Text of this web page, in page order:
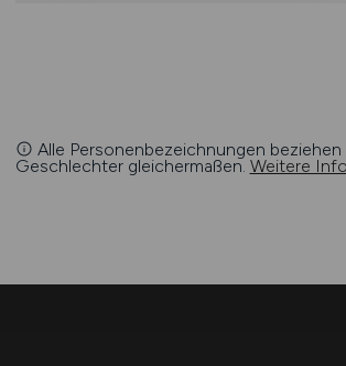
Alle Personenbezeichnungen beziehen
Geschlechter gleichermaßen. Weitere